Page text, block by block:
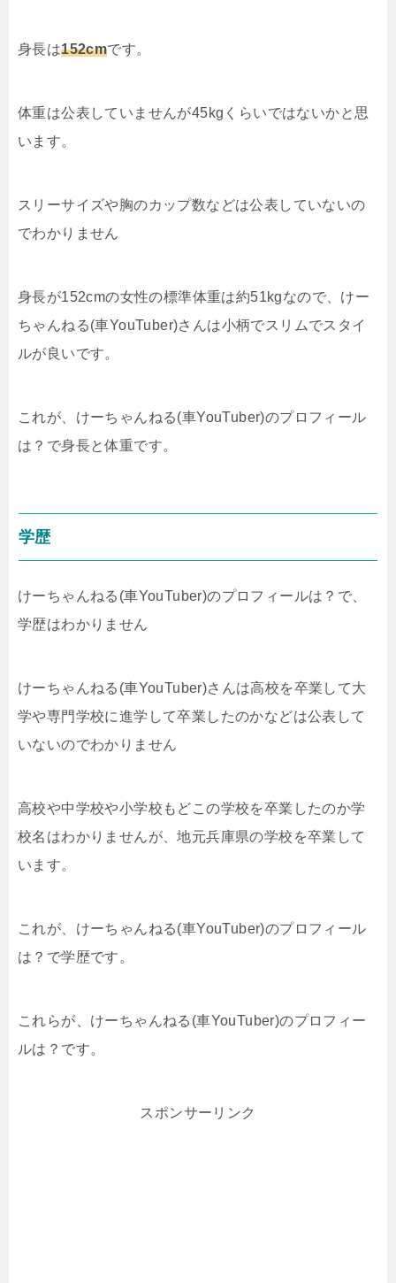
身長は152cmです。
体重は公表していませんが45kgくらいではないかと思
います。
スリーサイズや胸のカップ数などは公表していないの
でわかりません
身長が152cmの女性の標準体重は約51kgなので、けー
ちゃんねる(車YouTuber)さんは小柄でスリムでスタイ
ルが良いです。
これが、けーちゃんねる(車YouTuber)のプロフィール
は？で身長と体重です。
学歴
けーちゃんねる(車YouTuber)のプロフィールは？で、
学歴はわかりません
けーちゃんねる(車YouTuber)さんは高校を卒業して大
学や専門学校に進学して卒業したのかなどは公表して
いないのでわかりません
高校や中学校や小学校もどこの学校を卒業したのか学
校名はわかりませんが、地元兵庫県の学校を卒業して
います。
これが、けーちゃんねる(車YouTuber)のプロフィール
は？で学歴です。
これらが、けーちゃんねる(車YouTuber)のプロフィー
ルは？です。
スポンサーリンク